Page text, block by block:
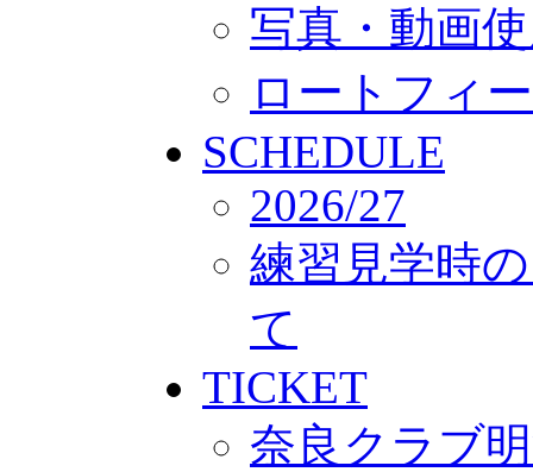
写真・動画
ロートフィ
SCHEDULE
2026/27
練習見学時
て
TICKET
奈良クラブ